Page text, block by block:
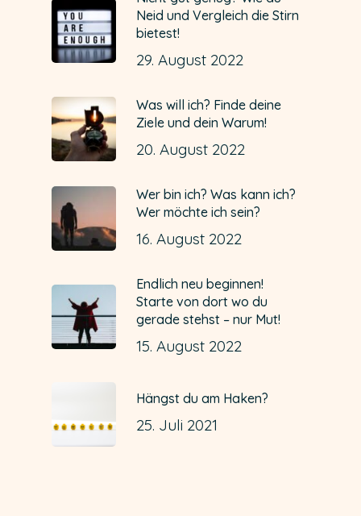
Neid und Vergleich die Stirn
bietest!
29. August 2022
Was will ich? Finde deine
Ziele und dein Warum!
20. August 2022
Wer bin ich? Was kann ich?
Wer möchte ich sein?
16. August 2022
Endlich neu beginnen!
Starte von dort wo du
gerade stehst – nur Mut!
15. August 2022
Hängst du am Haken?
25. Juli 2021